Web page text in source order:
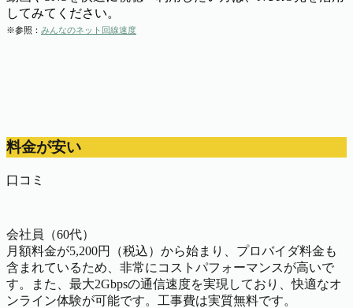
してみてください。
※参照： みんなのネット回線速度
料金が安い
口コミ
会社員（60代）
月額料金が5,200円（税込）から始まり、プロバイダ料金も
含まれているため、非常にコストパフォーマンスが高いで
す。また、最大2Gbpsの通信速度を実現しており、快適なオ
ンライン体験が可能です。工事費は実質無料です。